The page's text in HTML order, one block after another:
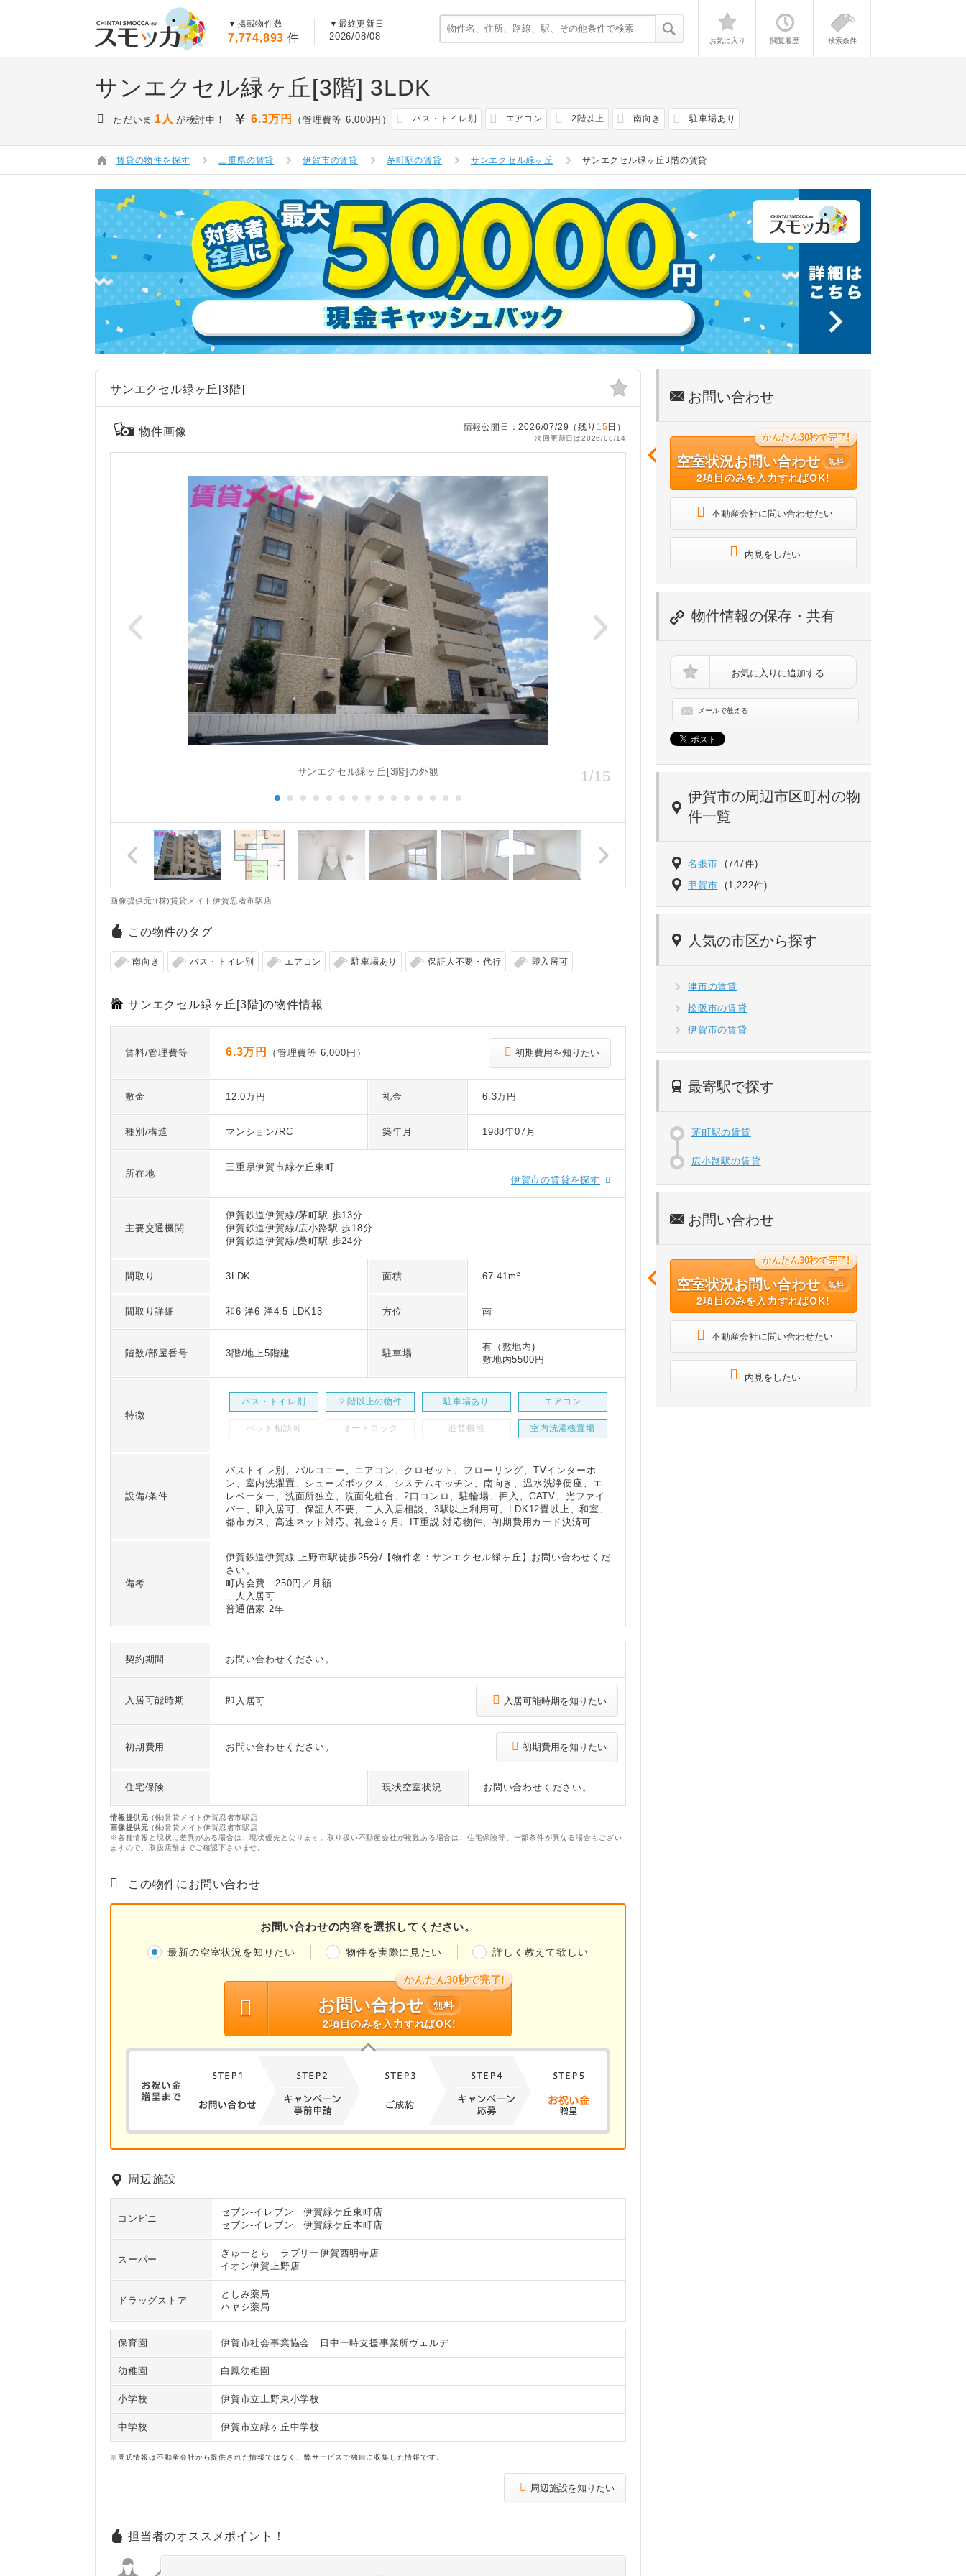
▼掲載物件数
7,774,893 件
▼最終更新日
2026/08/08 お気に入り 閲覧履歴 検索条件
サンエクセル緑ヶ丘[3階] 3LDK
ただいま 1人 が検討中！ 6.3万円 （管理費等 6,000円） バス・トイレ別 エアコン 2階以上 南向き 駐車場あり
賃貸の物件を探す 三重県の賃貸 伊賀市の賃貸 茅町駅の賃貸 サンエクセル緑ヶ丘 サンエクセル緑ヶ丘3階の賃貸
サンエクセル緑ヶ丘[3階]
情報公開日：2026/07/29（残り 15日）
次回更新日は2026/08/14
物件画像
1/15
サンエクセル緑ヶ丘[3階]の外観
画像提供元:(株)賃貸メイト伊賀忍者市駅店
この物件のタグ
南向き バス・トイレ別 エアコン 駐車場あり 保証人不要・代行 即入居可
サンエクセル緑ヶ丘[3階]の物件情報
賃料/管理費等 6.3万円 （管理費等 6,000円） 初期費用を知りたい
敷金 12.0万円 礼金 6.3万円
種別/構造 マンション/RC 築年月 1988年07月
所在地
三重県伊賀市緑ケ丘東町
伊賀市の賃貸を探す
主要交通機関
伊賀鉄道伊賀線/茅町駅 歩13分
伊賀鉄道伊賀線/広小路駅 歩18分
伊賀鉄道伊賀線/桑町駅 歩24分
間取り 3LDK 面積 67.41m²
間取り詳細 和6 洋6 洋4.5 LDK13 方位 南
階数/部屋番号 3階/地上5階建 駐車場
有（敷地内)
敷地内5500円
特徴
バス・トイレ別 ２階以上の物件 駐車場あり エアコン
ペット相談可 オートロック 追焚機能 室内洗濯機置場
設備/条件
バストイレ別、バルコニー、エアコン、クロゼット、フローリング、TVインターホ
ン、室内洗濯置、シューズボックス、システムキッチン、南向き、温水洗浄便座、エ
レベーター、洗面所独立、洗面化粧台、2口コンロ、駐輪場、押入、CATV、光ファイ
バー、即入居可、保証人不要、二人入居相談、3駅以上利用可、LDK12畳以上、和室、
都市ガス、高速ネット対応、礼金1ヶ月、IT重説 対応物件、初期費用カード決済可
備考
伊賀鉄道伊賀線 上野市駅徒歩25分/【物件名：サンエクセル緑ヶ丘】お問い合わせくだ
さい。
町内会費 250円／月額
二人入居可
普通借家 2年
契約期間 お問い合わせください。
入居可能時期 即入居可 入居可能時期を知りたい
初期費用 お問い合わせください。 初期費用を知りたい
住宅保険 - 現状空室状況 お問い合わせください。
情報提供元:(株)賃貸メイト伊賀忍者市駅店
画像提供元:(株)賃貸メイト伊賀忍者市駅店
※各種情報と現状に差異がある場合は、現状優先となります。取り扱い不動産会社が複数ある場合は、住宅保険等、一部条件が異なる場合もござい
ますので、取扱店舗までご確認下さいませ。
この物件にお問い合わせ
お問い合わせの内容を選択してください。
最新の空室状況を知りたい 物件を実際に見たい 詳しく教えて欲しい
かんたん30秒で完了!
お問い合わせ
無料
2項目のみを入力すればOK!
周辺施設
コンビニ
セブン‐イレブン 伊賀緑ケ丘東町店
セブン‐イレブン 伊賀緑ケ丘本町店
スーパー
ぎゅーとら ラブリー伊賀西明寺店
イオン伊賀上野店
ドラッグストア
としみ薬局
ハヤシ薬局
保育園 伊賀市社会事業協会 日中一時支援事業所ヴェルデ
幼稚園 白鳳幼稚園
小学校 伊賀市立上野東小学校
中学校 伊賀市立緑ヶ丘中学校
※周辺情報は不動産会社から提供された情報ではなく、弊サービスで独自に収集した情報です。
周辺施設を知りたい
担当者のオススメポイント！
お問い合わせ
かんたん30秒で完了!
空室状況お問い合わせ 無料
2項目のみを入力すればOK!
不動産会社に問い合わせたい
内見をしたい
物件情報の保存・共有
お気に入りに追加する
メールで教える
伊賀市の周辺市区町村の物
件一覧
名張市 (747件)
甲賀市 (1,222件)
人気の市区から探す
津市の賃貸
松阪市の賃貸
伊賀市の賃貸
最寄駅で探す
茅町駅の賃貸
広小路駅の賃貸
お問い合わせ
かんたん30秒で完了!
空室状況お問い合わせ 無料
2項目のみを入力すればOK!
不動産会社に問い合わせたい
内見をしたい